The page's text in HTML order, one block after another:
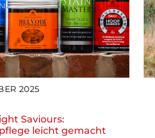
2025
Saviours:
leicht gemacht